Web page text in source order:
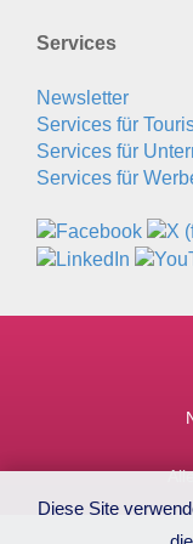
Services
Newsletter
Services für
Services für
Services für
Diese Site